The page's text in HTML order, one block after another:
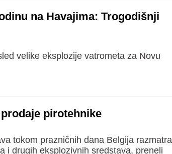
na Havajima: Trogodišnji
velike eksplozije vatrometa za Novu
pirotehnike
tokom prazničnih dana Belgija razmatra
i drugih eksplozivnih sredstava, preneli